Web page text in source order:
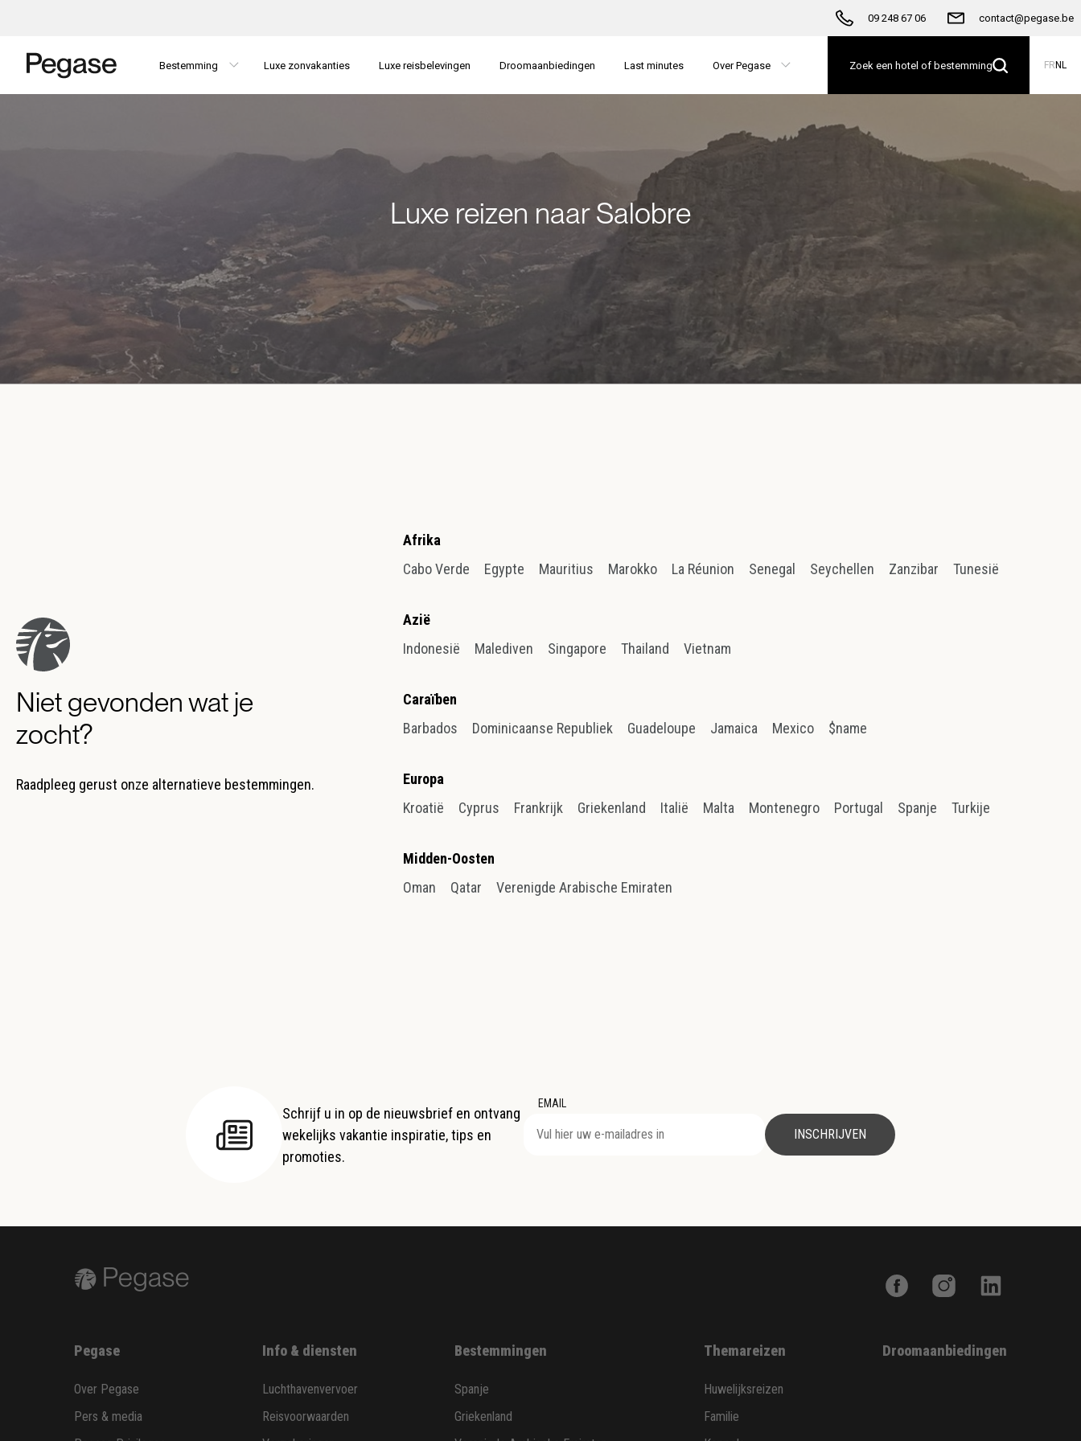
09 248 67 06 contact@pegase.be
Bestemming Luxe zonvakanties Luxe reisbelevingen Droomaanbiedingen Last minutes Over Pegase Zoek een hotel of bestemming FR NL
Luxe reizen naar Salobre
Niet gevonden wat je
zocht?
Raadpleeg gerust onze alternatieve bestemmingen.
Afrika
Cabo Verde
Egypte Mauritius Marokko La Réunion Senegal Seychellen Zanzibar Tunesië
Azië
Indonesië
Malediven Singapore Thailand Vietnam
Caraïben
Barbados
Dominicaanse Republiek Guadeloupe Jamaica Mexico $name
Europa
Kroatië
Cyprus Frankrijk Griekenland Italië Malta Montenegro Portugal Spanje Turkije
Midden-Oosten
Oman
Qatar Verenigde Arabische Emiraten
Schrijf u in op de nieuwsbrief en ontvang
wekelijks vakantie inspiratie, tips en
promoties.
EMAIL
INSCHRIJVEN
Pegase
Over Pegase
Pers & media
Info & diensten
Luchthavenvervoer
Reisvoorwaarden
Bestemmingen
Spanje
Griekenland
Themareizen
Huwelijksreizen
Familie
Droomaanbiedingen